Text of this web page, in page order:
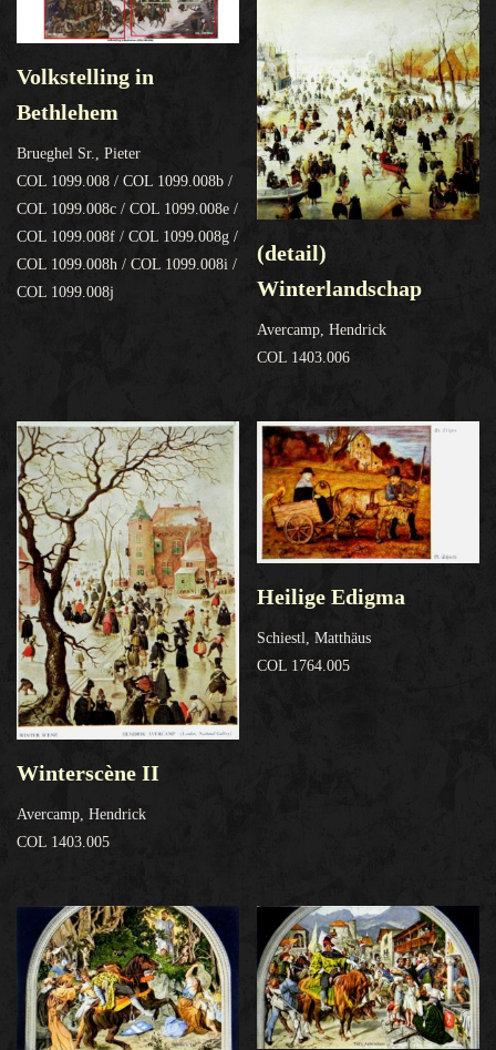
Volkstelling in
Bethlehem
Brueghel Sr., Pieter
COL 1099.008 / COL 1099.008b /
COL 1099.008c / COL 1099.008e /
COL 1099.008f / COL 1099.008g /
COL 1099.008h / COL 1099.008i /
COL 1099.008j
(detail)
Winterlandschap
Avercamp, Hendrick
COL 1403.006
Winterscène II
Avercamp, Hendrick
COL 1403.005
Heilige Edigma
Schiestl, Matthäus
COL 1764.005